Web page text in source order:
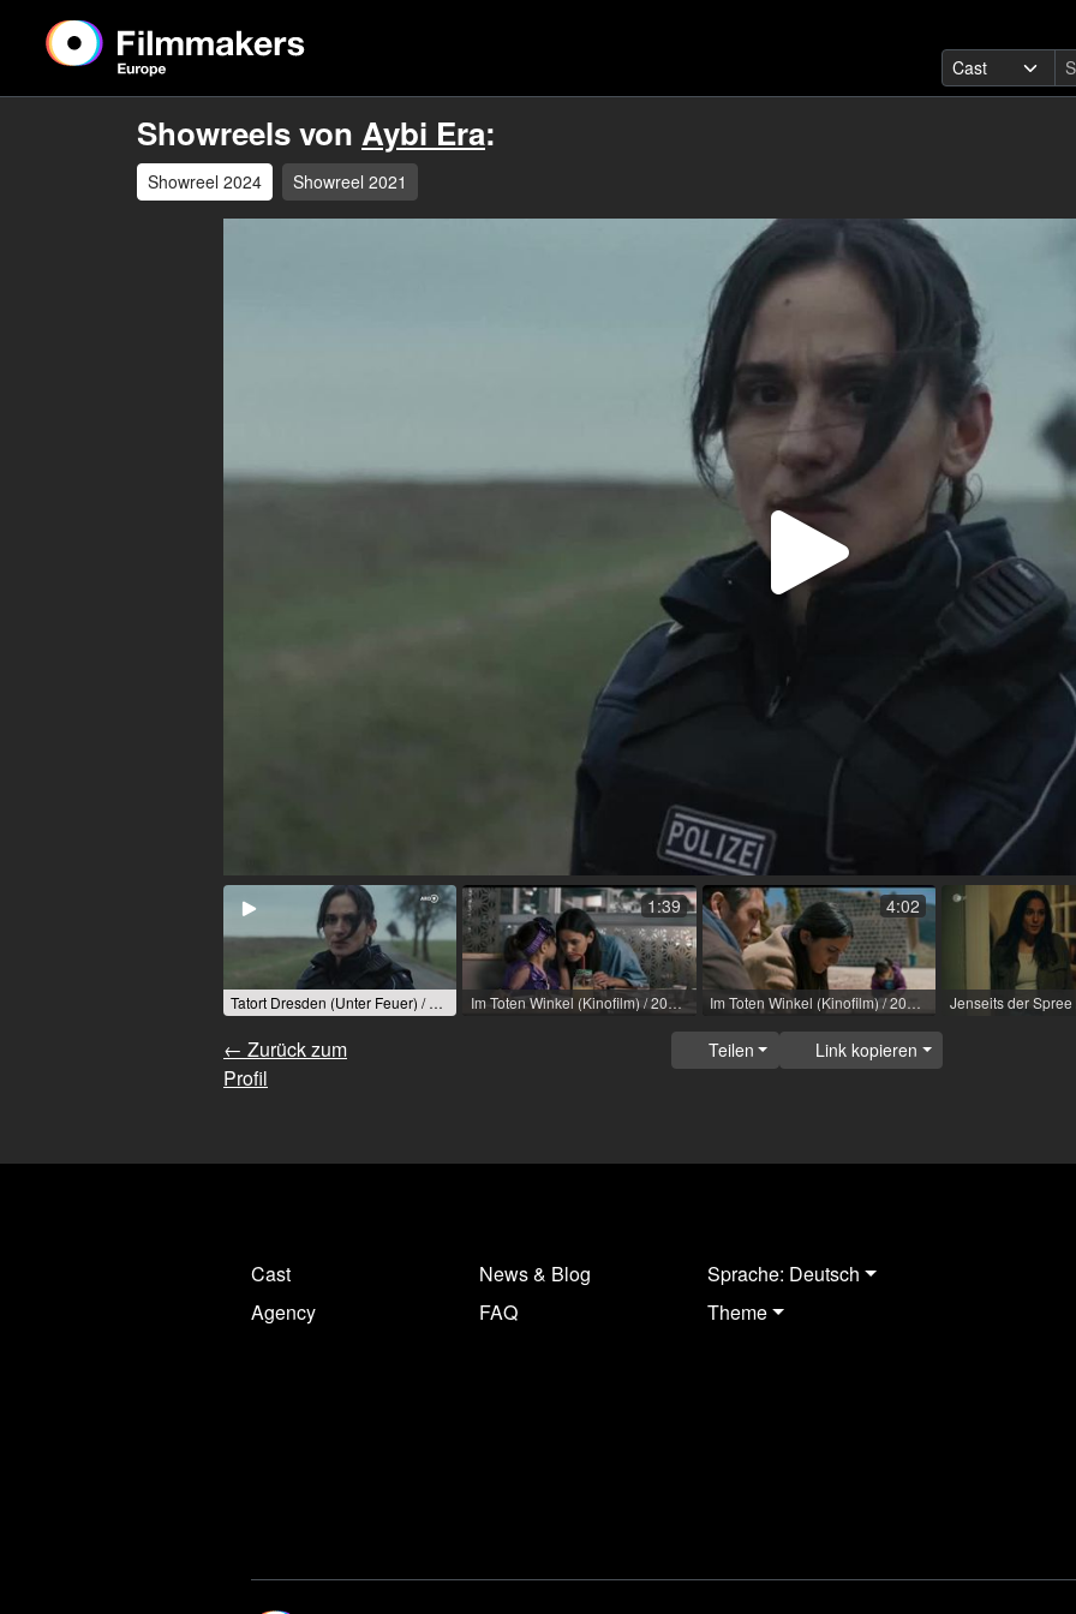
Showreels von Aybi Era:
Showreel 2024 Showreel 2021
Video
Tatort Dresden (Unter Feuer) / 2024 / Rolle: Leila Demiray / R: Jano Ben Chaabane Im Toten Winkel (Kinofilm) / 2021 / Rolle: Leyla / R: Ayse Polat
1:39
Im Toten Winkel (Kinofilm) / 2021 / Rolle: Leyla / R: Ayse Polat
4:02
← Zurück zum
Profil
Teilen Link kopieren
Cast
Agency
News & Blog
FAQ
Sprache: Deutsch
Theme